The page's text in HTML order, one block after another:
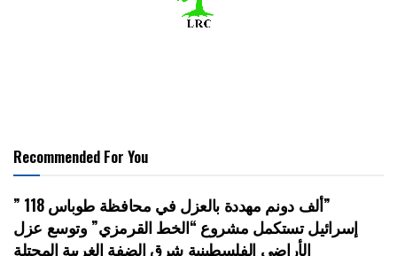
Recommended For You
” 118 ألف دونم مهددة بالعزل في محافظة طوباس”
إسرائيل تستكمل مشروع “الخط القرمزي” وتوسع عزل
الأراضي الفلسطينية شرق الضفة الغربية المحتلة